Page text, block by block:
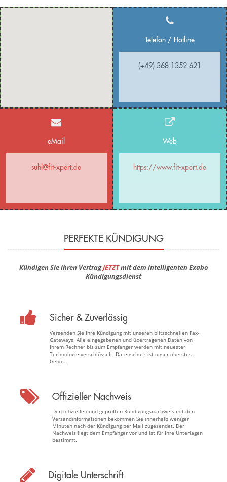
Telefon / Hotline
(+49) 368 1352 621
eMail
suhl@fit-xpert.de
Web
https://www.fit-xpert.de
PERFEKTE KÜNDIGUNG
Kündigen Sie ihren VertragJETZTmit dem intelligenten Exabo
Kündigungsdienst
Sicher & Zuverlässig
Versenden Sie Ihre Kündigung mit unseren blitzschnellen Fax-
Gateways. Alle eingegebenen und übertragenen Daten von
Ihrem Rechner bis zum Empfänger werden mit neuester
Technologie verschlüsselt. Datenschutz ist unser oberstes
Gebot.
Offizieller Nachweis
Den offiziellen und geprüften Kündigungsnachweis mit den
Versandinformationen bekommen Sie innerhalb weniger
Minuten nach der Kündigung per Mail zugesendet. Der
Nachweis liegt dem Empfänger vor und ist für Ihre Unterlagen
bestimmt.
Digitale Unterschrift